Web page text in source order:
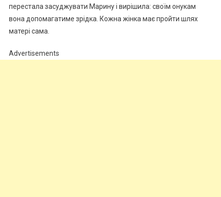
перестала засуджувати Марину і вирішила: своїм онукам
вона допомагатиме зрідка. Кожна жінка має пройти шлях
матері сама.
Advertisements